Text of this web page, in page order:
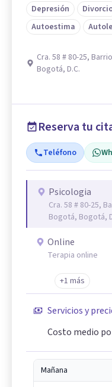
Depresión
Autoestima
Cra. 58 # 80-25,
Bogotá, D.C.
Reserva tu
Teléfono
Psicologia
Cra. 58 # 80-25,
Bogotá, Bogotá,
Online
Terapia online
+1 más
Servicios y
Costo medio
Mañana